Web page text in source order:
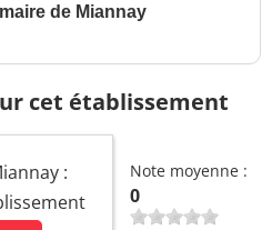
de Miannay
cet établissement
:
Note moyenne :
0